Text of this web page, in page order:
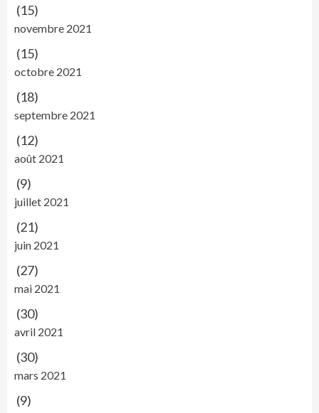
(15)
novembre 2021
(15)
octobre 2021
(18)
septembre 2021
(12)
août 2021
(9)
juillet 2021
(21)
juin 2021
(27)
mai 2021
(30)
avril 2021
(30)
mars 2021
(9)